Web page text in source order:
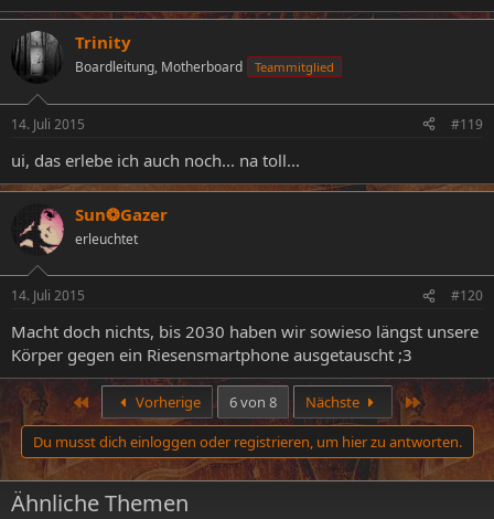
Trinity
Boardleitung, Motherboard Teammitglied
14. Juli 2015 #119
ui, das erlebe ich auch noch... na toll...
Sun❂Gazer
erleuchtet
14. Juli 2015 #120
Macht doch nichts, bis 2030 haben wir sowieso längst unsere
Körper gegen ein Riesensmartphone ausgetauscht ;3
Erste Vorherige 6 von 8 Nächste Letzte
Du musst dich einloggen oder registrieren, um hier zu antworten.
Ähnliche Themen